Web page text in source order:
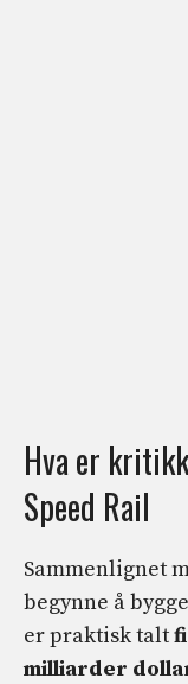
Hva er
Speed ​​Rail
Sammenlignet
begynne å
er praktisk talt
milliarder